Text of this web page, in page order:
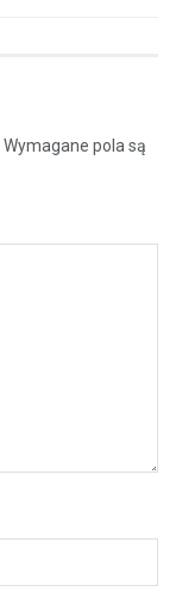
Wymagane pola są